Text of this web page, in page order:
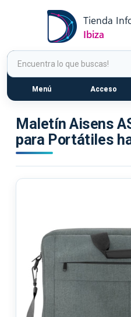
Menú Acceso
Maletín Aisens
para Portátiles